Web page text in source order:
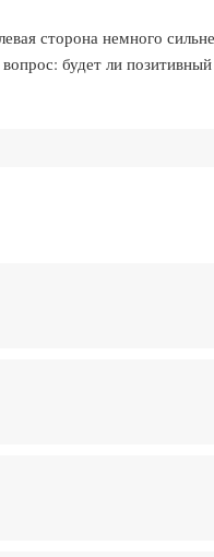
сторона немного
будет ли позитивный